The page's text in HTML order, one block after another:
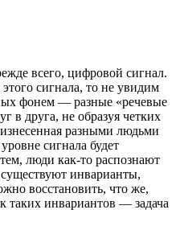
всего, цифровой сигнал.
сигнала, то не увидим
фонем — разные «речевые
в друга, не образуя четких
разными людьми
сигнала будет
люди как-то распознают
существуют инварианты,
восстановить, что же,
таких инвариантов — задача